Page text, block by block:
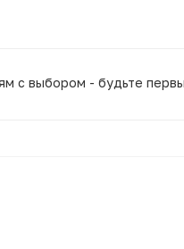
с выбором - будьте